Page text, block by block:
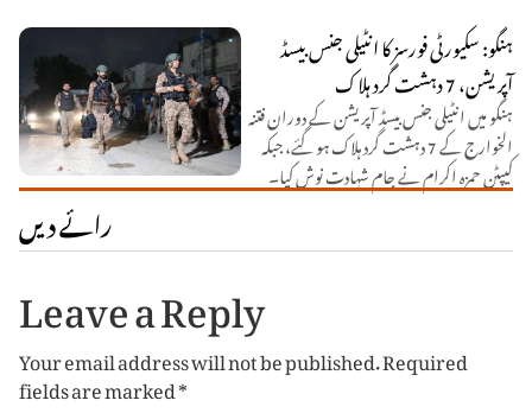
ہنگو: سکیورٹی فورسز کا انٹیلی جنس بیسڈ
آپریشن، 7 دہشت گرد ہلاک
ہنگو میں انٹیلی جنس بیسڈ آپریشن کے دوران فتنہ
الخوارج کے 7 دہشت گرد ہلاک ہو گئے، جبکہ
کیپٹن حمزہ اکرام نے جامِ شہادت نوش کیا۔
رائے دیں
Leave a Reply
Your email address will not be published.Required
fields are marked*